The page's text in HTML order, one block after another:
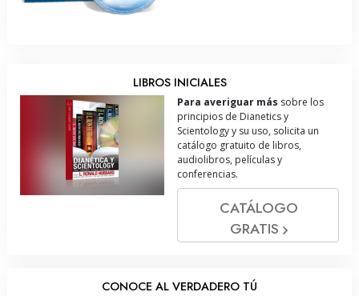
LIBROS INICIALES
Para averiguar más sobre los
principios de Dianetics y
Scientology y su uso, solicita un
catálogo gratuito de libros,
audiolibros, películas y
conferencias.
CATÁLOGO
GRATIS
CONOCE AL VERDADERO TÚ